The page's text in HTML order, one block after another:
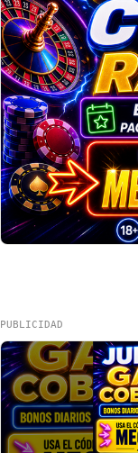
PUBLICIDAD